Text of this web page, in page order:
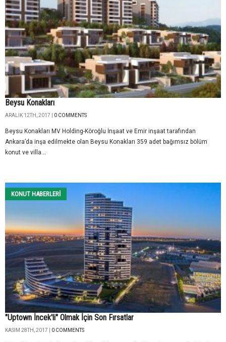
Beysu Konakları
ARALIK 12TH, 2017 | 0 COMMENTS
Beysu Konakları MV Holding-Köroğlu İnşaat ve Emir inşaat tarafından
Ankara’da inşa edilmekte olan Beysu Konakları 359 adet bağımsız bölüm
konut ve villa...
KONUT HABERLERI
"Uptown İncek'li" Olmak İçin Son Fırsatlar
KASIM 28TH, 2017 | 0 COMMENTS